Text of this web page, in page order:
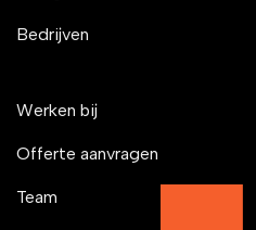
Bedrijven
Werken bij
Offerte aanvragen
Team